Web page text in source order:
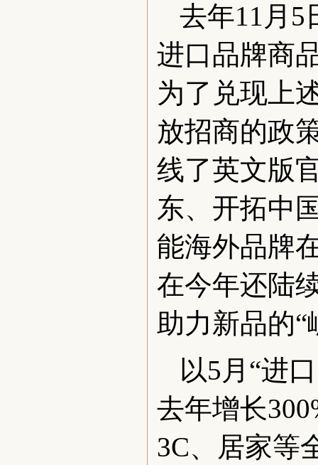
去年11月5
进口品牌商
为了兑现上
放招商的政
线了英文版
东、开拓中
能海外品牌
在今年还陆
助力新品的“
以5月“进
去年增长
3C、居家等